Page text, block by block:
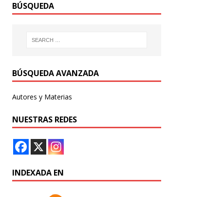
BÚSQUEDA
BÚSQUEDA AVANZADA
Autores y Materias
NUESTRAS REDES
INDEXADA EN